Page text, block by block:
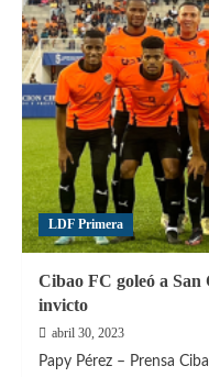
gana
y
San
Cristóbal
saca
puntos
Atlántico
LDF Primera
Cibao FC goleó a
invicto
abril 30, 2023
Papy Pérez – Prensa